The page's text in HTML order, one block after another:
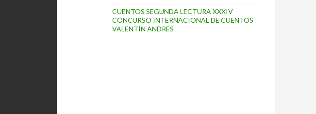
CUENTOS SEGUNDA LECTURA XXXIV
CONCURSO INTERNACIONAL DE CUENTOS
VALENTÍN ANDRÉS